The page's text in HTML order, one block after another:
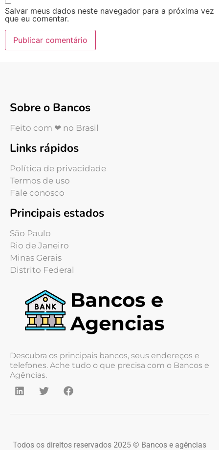
Salvar meus dados neste navegador para a próxima vez
que eu comentar.
Sobre o Bancos
Feito com ❤ no Brasil
Links rápidos
Política de privacidade
Termos de uso
Fale conosco
Principais estados
São Paulo
Rio de Janeiro
Minas Gerais
Distrito Federal
Descubra os principais bancos, seus endereços e
telefones. Ache tudo o que precisa com o Bancos e
Agências.
Todos os direitos reservados 2025 © Bancos e agências